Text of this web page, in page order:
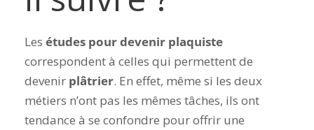
Les études pour devenir plaquiste
correspondent à celles qui permettent de
devenir plâtrier. En effet, même si les deux
métiers n’ont pas les mêmes tâches, ils ont
tendance à se confondre pour offrir une